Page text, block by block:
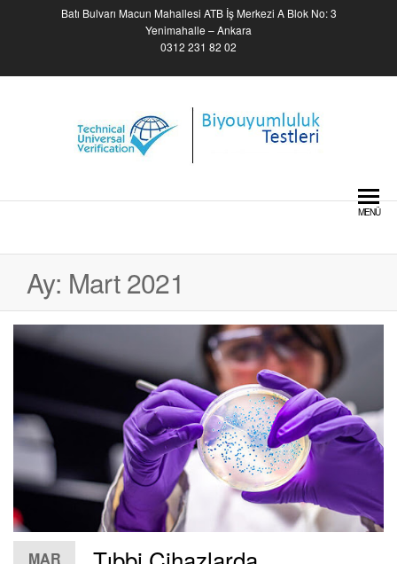
content
Batı Bulvarı Macun Mahallesi ATB İş Merkezi A Blok No: 3
Yenimahalle – Ankara
0312 231 82 02
MENÜ
Ay: Mart 2021
MAR